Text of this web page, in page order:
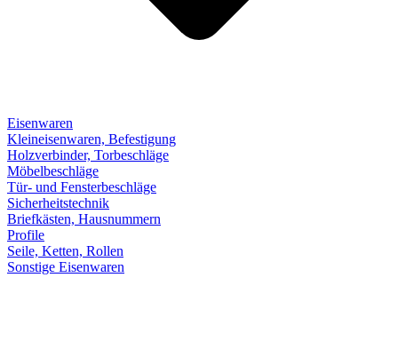
Eisenwaren
Kleineisenwaren, Befestigung
Holzverbinder, Torbeschläge
Möbelbeschläge
Tür- und Fensterbeschläge
Sicherheitstechnik
Briefkästen, Hausnummern
Profile
Seile, Ketten, Rollen
Sonstige Eisenwaren